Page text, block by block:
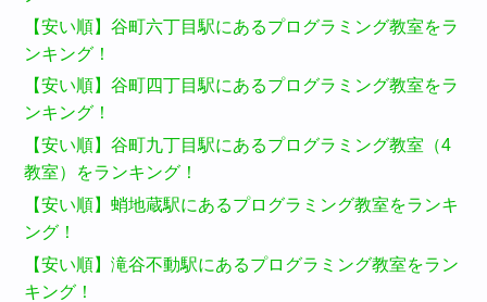
【安い順】谷町六丁目駅にあるプログラミング教室をラ
ンキング！
【安い順】谷町四丁目駅にあるプログラミング教室をラ
ンキング！
【安い順】谷町九丁目駅にあるプログラミング教室（4
教室）をランキング！
【安い順】蛸地蔵駅にあるプログラミング教室をランキ
ング！
【安い順】滝谷不動駅にあるプログラミング教室をラン
キング！